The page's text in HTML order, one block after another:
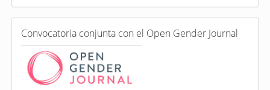
a
e
n
C
o
o
Convocatoria conjunta con el Open Gender Journal